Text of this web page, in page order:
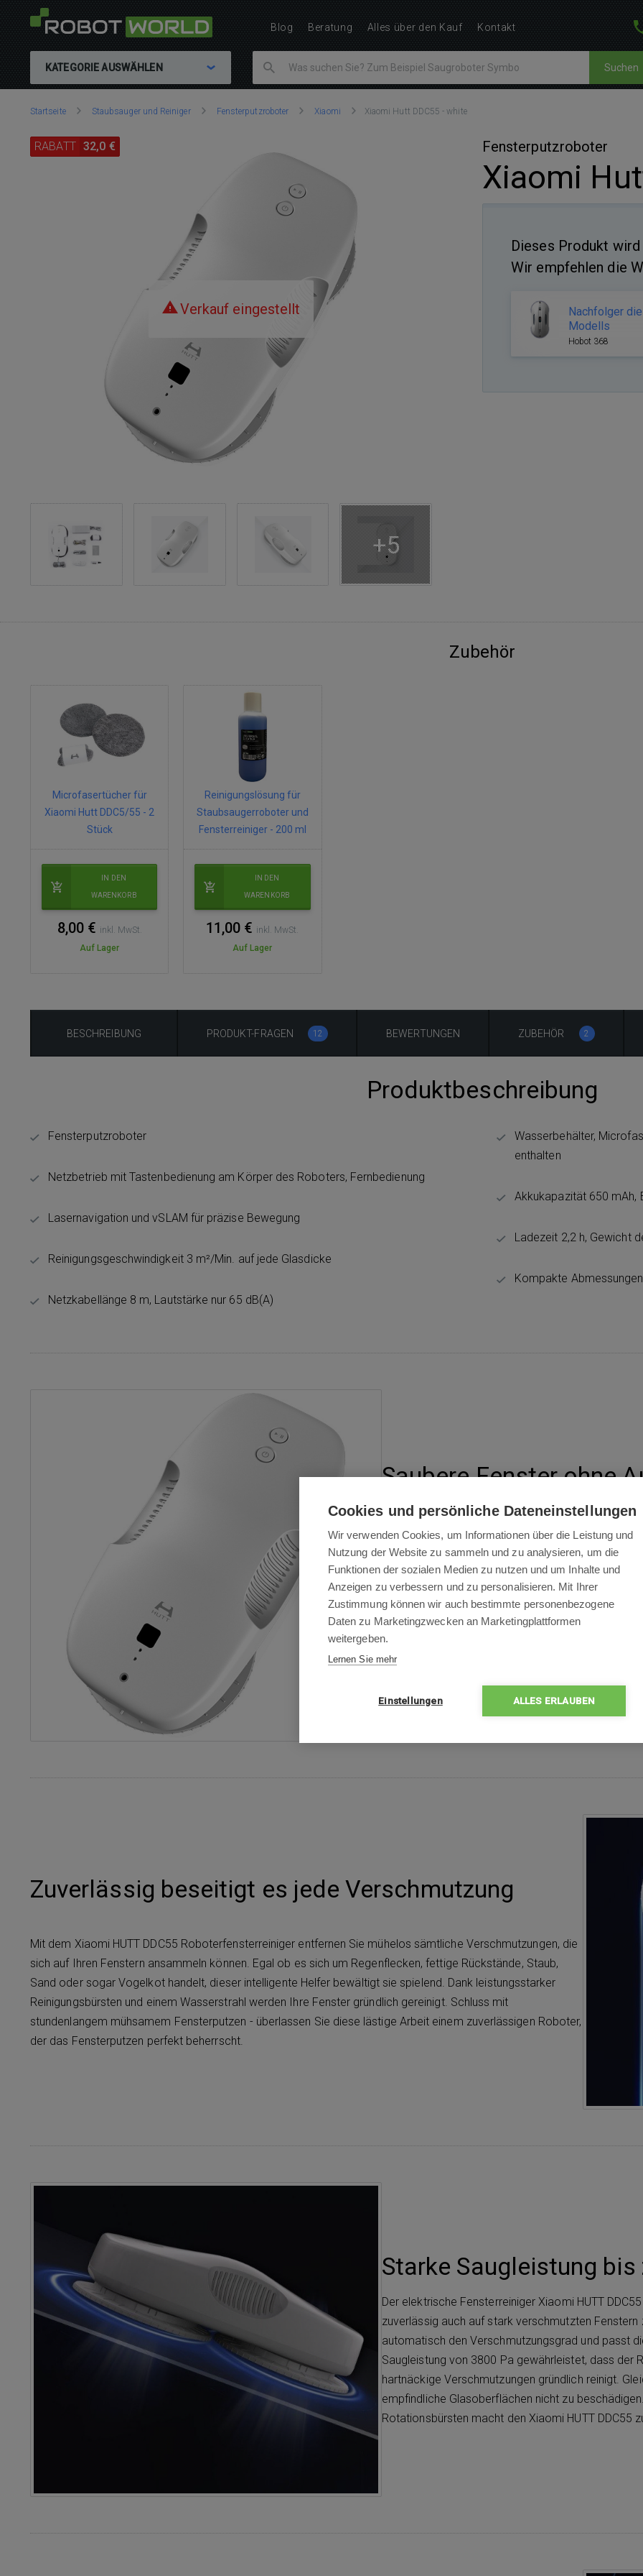
KATEGORIE AUSWÄHLEN Suchen
Sie
hier:
Startseite Staubsauger und Reiniger Fensterputzroboter Xiaomi Xiaomi Hutt DDC55 - white
Verkauf eingestellt
+5
RABATT 32,0 € Fensterputzroboter
Xiaomi
Dieses Produkt
Wir empfehlen die
Nachfolger
Modells
Hobot 368
Zubehör
Microfasertücher für
Xiaomi Hutt DDC5/55 - 2
Stück
IN DEN
WARENKORB
8,00 € inkl. MwSt.
Auf Lager
Reinigungslösung für
Staubsaugerroboter und
Fensterreiniger - 200 ml
IN DEN
WARENKORB
11,00 € inkl. MwSt.
Auf Lager
BESCHREIBUNG PRODUKT-FRAGEN 12 BEWERTUNGEN ZUBEHÖR 2
Produktbeschreibung
Fensterputzroboter
Netzbetrieb mit Tastenbedienung am Körper des Roboters, Fernbedienung
Lasernavigation und vSLAM für präzise Bewegung
Reinigungsgeschwindigkeit 3 m²/Min. auf jede Glasdicke
Netzkabellänge 8 m, Lautstärke nur 65 dB(A)
Wasserbehälter,
enthalten
Akkukapazität 650 mAh,
Ladezeit 2,2 h, Gewicht
Kompakte
Saubere Fenster ohne
Genießen Sie einen herrlichen Ausblick aus Ihren
DDC55 Roboterfensterreinigers. Platzieren Sie
festsaugt und den Rest erledigt. Dank des
Reinigungstücher aus feinem Mikrofasergewebe,
hinterlassen die Fenster perfekt sauber und
die Tasten direkt am Gerät oder die praktische
dafür, dass der Roboter die gesamte Fensterfläche
Zuverlässig beseitigt es jede Verschmutzung
Mit dem Xiaomi HUTT DDC55 Roboterfensterreiniger entfernen Sie mühelos sämtliche Verschmutzungen, die
sich auf Ihren Fenstern ansammeln können. Egal ob es sich um Regenflecken, fettige Rückstände, Staub,
Sand oder sogar Vogelkot handelt, dieser intelligente Helfer bewältigt sie spielend. Dank leistungsstarker
Reinigungsbürsten und einem Wasserstrahl werden Ihre Fenster gründlich gereinigt. Schluss mit
stundenlangem mühsamem Fensterputzen - überlassen Sie diese lästige Arbeit einem zuverlässigen Roboter,
der das Fensterputzen perfekt beherrscht.
Starke Saugleistung bis
Der elektrische Fensterreiniger Xiaomi HUTT
zuverlässig auch auf stark verschmutzten
automatisch den Verschmutzungsgrad und passt
Saugleistung von 3800 Pa gewährleistet, dass
hartnäckige Verschmutzungen gründlich reinigt.
empfindliche Glasoberflächen nicht zu
Rotationsbürsten macht den Xiaomi HUTT DDC55
Blog Beratung Alles über den Kauf Kontakt
Cookies und persönliche Dateneinstellungen
Wir verwenden Cookies, um Informationen über die Leistung und
Nutzung der Website zu sammeln und zu analysieren, um die
Funktionen der sozialen Medien zu nutzen und um Inhalte und
Anzeigen zu verbessern und zu personalisieren. Mit Ihrer
Zustimmung können wir auch bestimmte personenbezogene
Daten zu Marketingzwecken an Marketingplattformen
weitergeben.
Lernen Sie mehr
Einstellungen ALLES ERLAUBEN